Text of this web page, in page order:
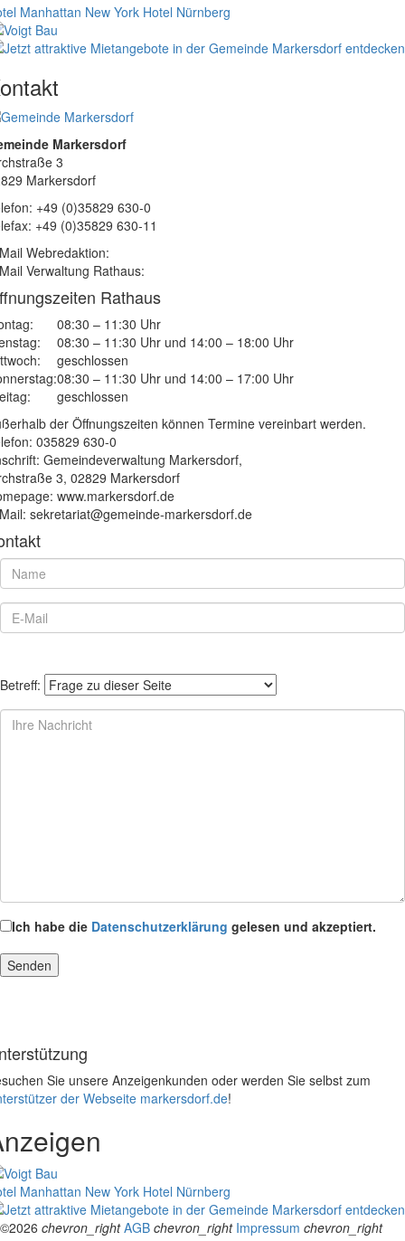
Manhattan New York Hotel Nürnberg
Markersdorf
3
Markersdorf
+49 (0)35829 630-0
+49 (0)35829 630-11
Webredaktion:
Verwaltung Rathaus:
Rathaus
08:30 – 11:30 Uhr
08:30 – 11:30 Uhr und 14:00 – 18:00 Uhr
geschlossen
08:30 – 11:30 Uhr und 14:00 – 17:00 Uhr
geschlossen
der Öffnungszeiten können Termine vereinbart werden.
035829 630-0
Gemeindeverwaltung Markersdorf,
3, 02829 Markersdorf
www.markersdorf.de
sekretariat@gemeinde-markersdorf.de
Betreff:
Ich habe die Datenschutzerklärung gelesen und akzeptiert.
Sie unsere Anzeigenkunden oder werden Sie selbst zum
der Webseite markersdorf.de!
Manhattan New York Hotel Nürnberg
©2026 chevron_right AGB chevron_right Impressum chevron_right